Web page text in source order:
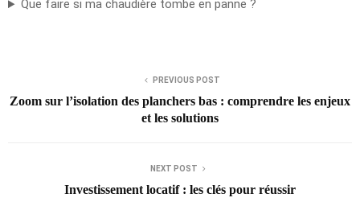
Que faire si ma chaudière tombe en panne ?
PREVIOUS POST
Zoom sur l’isolation des planchers bas : comprendre les enjeux
et les solutions
NEXT POST
Investissement locatif : les clés pour réussir